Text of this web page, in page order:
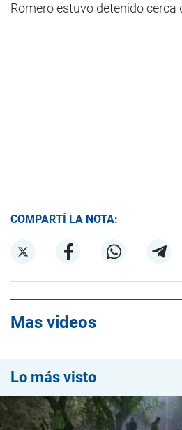
Romero estuvo detenido cerca
COMPARTÍ LA NOTA:
Mas videos
Lo más visto